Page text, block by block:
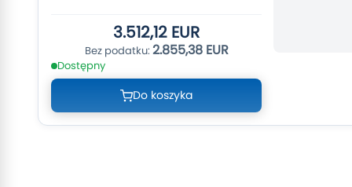
3.512,12 EUR
2.855,38 EUR
Dostępny
Do koszyka